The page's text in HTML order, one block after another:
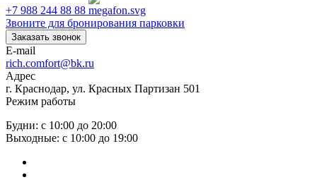
+7 988 244 88 88
Звоните для бронирования парковки
Заказать звонок
E-mail
rich.comfort@bk.ru
Адрес
г. Краснодар, ул. Красных Партизан 501
Режим работы
Будни: с 10:00 до 20:00
Выходные: с 10:00 до 19:00